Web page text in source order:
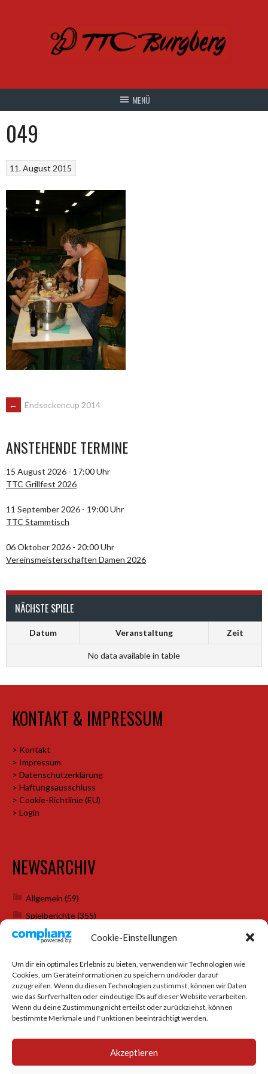
Cookie-Einstellungen
Um dir ein optimales Erlebnis zu bieten, verwenden wir Technologien wie
Cookies, um Geräteinformationen zu speichern und/oder darauf
zuzugreifen. Wenn du diesen Technologien zustimmst, können wir Daten
wie das Surfverhalten oder eindeutige IDs auf dieser Website verarbeiten.
Wenn du deine Zustimmung nicht erteilst oder zurückziehst, können
bestimmte Merkmale und Funktionen beeinträchtigt werden.
Akzeptieren
049
11. August 2015
ARTIKEL-
NAVIGATION
← Endsockencup 2014
ANSTEHENDE TERMINE
15 August 2026 - 17:00 Uhr
TTC Grillfest 2026
11 September 2026 - 19:00 Uhr
TTC Stammtisch
06 Oktober 2026 - 20:00 Uhr
Vereinsmeisterschaften Damen 2026
NÄCHSTE SPIELE
Datum Veranstaltung Zeit
No data available in table
KONTAKT & IMPRESSUM
> Kontakt
> Impressum
> Datenschutzerklärung
> Haftungsausschluss
> Cookie-Richtlinie (EU)
> Login
NEWSARCHIV
Allgemein (59)
Spielberichte(355)
Weihnachtsfeiern(7)
SOCIAL MEDIA